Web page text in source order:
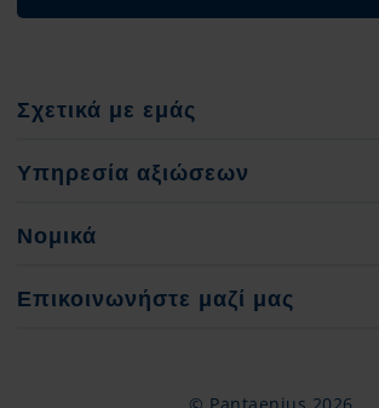
Σχετικά με εμάς
Όμιλος Pantaenius
Υπηρεσία αξιώσεων
Έντυπα αναφοράς ζημιών
Νομικά
Στοιχεία έκδοσης & νομικές πληροφορίες
Επικοινωνήστε μαζί μας